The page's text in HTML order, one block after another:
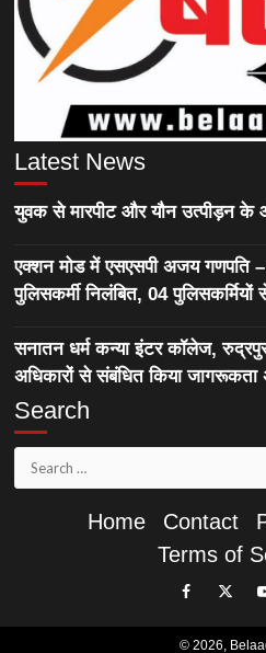
Latest News
युवक से मारपीट और यौन उत्पीड़न के
एक्शन मोड में एसएसपी अजय गणपति –
पुलिसकर्मी निलंबित, 04
सनातन धर्म कन्या इंटर कॉलेज,
अधिकारों से संबंधित किया जागरूकता
Search
Search
for:
Home
Contact
Terms of
Like
© 2026,